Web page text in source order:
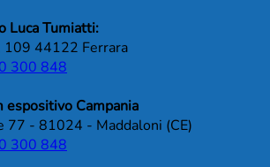
Luca Tumiatti:
109 44122 Ferrara
300 848
Campania
77 - 81024 - Maddaloni (CE)
300 848